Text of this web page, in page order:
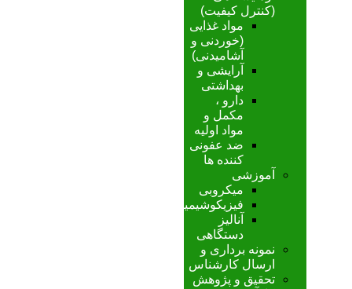
(کنترل کیفیت)
مواد غذایی
(خوردنی و
آشامیدنی)
آرایشی و
بهداشتی
دارو ،
مکمل و
مواد اولیه
ضد عفونی
کننده ها
آموزشی
میکروبی
فیزیکوشیمیایی
آنالیز
دستگاهی
نمونه برداری و
ارسال کارشناس
تحقیق و پژوهش